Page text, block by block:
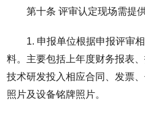
第十条 评审认定现场需提
1. 申报单位根据申报评审
料。主要包括上年度财务报表
技术研发投入相应合同、发票
照片及设备铭牌照片。